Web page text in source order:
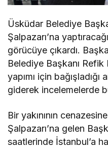
Üsküdar Belediye
Şalpazarı’na
görücüye çıkardı.
Belediye Başkanı Refik
yapımı için
giderek incelemelerde
Bir yakınının
Şalpazarı’na gelen
saatlerinde İstanbul’a